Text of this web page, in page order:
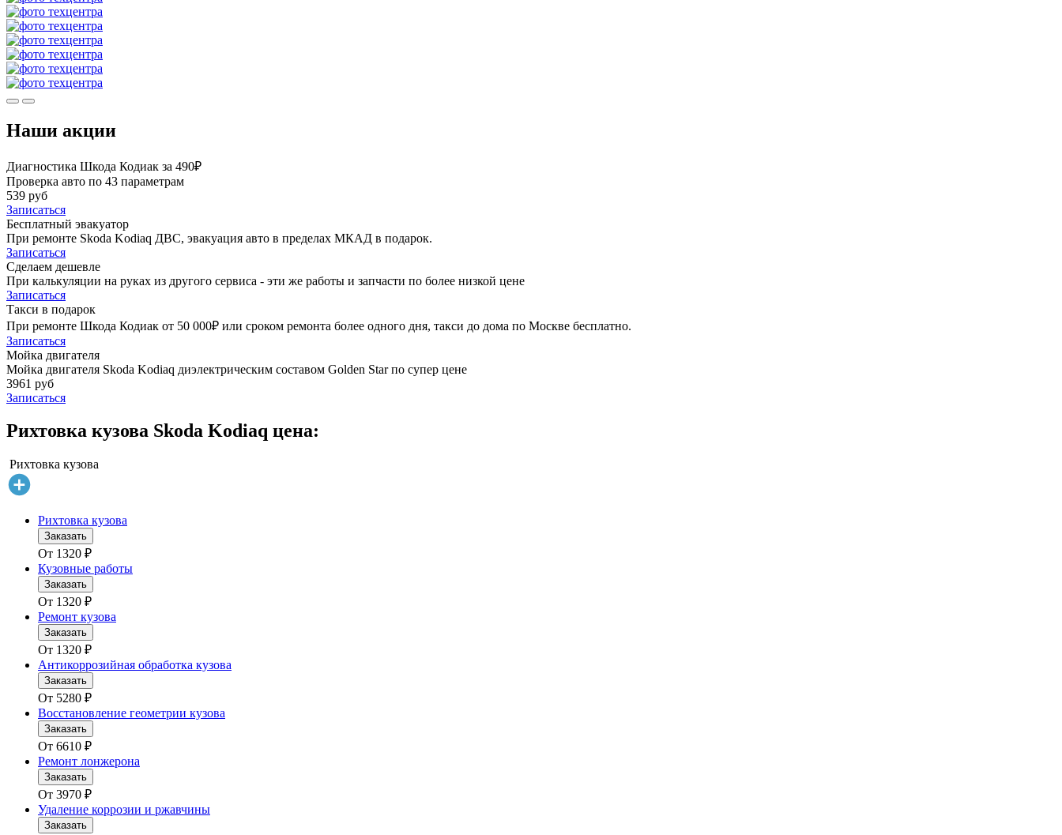
Наши акции
Диагностика Шкода Кодиак за 490₽
Проверка авто по 43 параметрам
539 руб
Записаться
Бесплатный эвакуатор
При ремонте Skoda Kodiaq ДВС, эвакуация авто в пределах МКАД в подарок.
Записаться
Сделаем дешевле
При калькуляции на руках из другого сервиса - эти же работы и запчасти по более низкой цене
Записаться
Такси в подарок
При ремонте Шкода Кодиак от 50 000₽ или сроком ремонта более одного дня, такси до дома по Москве бесплатно.
Записаться
Мойка двигателя
Мойка двигателя Skoda Kodiaq диэлектрическим составом Golden Star по супер цене
3961 руб
Записаться
Рихтовка кузова Skoda Kodiaq цена:
Рихтовка кузова
Рихтовка кузова
Заказать
От 1320 ₽
Кузовные работы
Заказать
От 1320 ₽
Ремонт кузова
Заказать
От 1320 ₽
Антикоррозийная обработка кузова
Заказать
От 5280 ₽
Восстановление геометрии кузова
Заказать
От 6610 ₽
Ремонт лонжерона
Заказать
От 3970 ₽
Удаление коррозии и ржавчины
Заказать